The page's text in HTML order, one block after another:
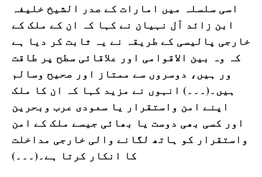
اسی سلسلہ میں امارات کے صدر الشیخ خلیفہ
ابن زائد آل نہیان نے کہا کہ ان کے ملک کے
خارجی پالیسی کے طریقہ نے یہ ثابت کر دیا ہے
کہ وہ بین الاقوامی اور علاقائی سطح پر طاقت
ور ہیں، دوسروں سے ممتاز اور صحیح وسالم
ہیں۔(۔۔۔) انہوں نے مزید کہا کہ ان کا ملک
اپنے امن واستقرار یا سعودی عرب وبحرین
اور کسی بھی دوست یا بھائی جیسے ملک کے امن
واستقرار کو ہاتھ لگانے والی خارجی مداخلت
کا انکار کرتا ہے۔(۔۔۔)